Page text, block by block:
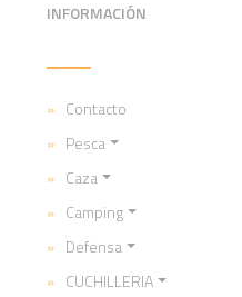
INFORMACIÓN
Contacto
Pesca
Caza
Camping
Defensa
CUCHILLERIA